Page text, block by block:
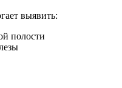
выявить:
полости